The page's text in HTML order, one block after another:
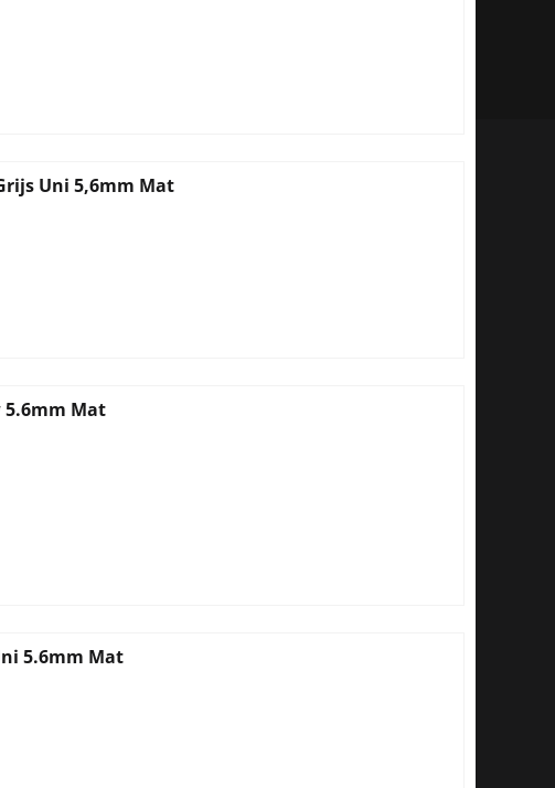
Uni 5,6mm Mat
5.6mm Mat
5.6mm Mat